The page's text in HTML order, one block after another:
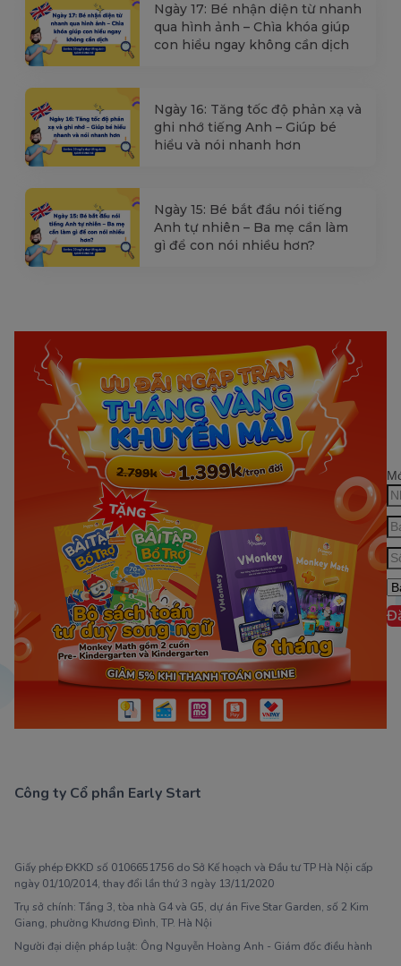
Ngày 17: Bé nhận diện từ nhanh
qua hình ảnh – Chìa khóa giúp
con hiểu ngay không cần dịch
Ngày 16: Tăng tốc độ phản xạ và
ghi nhớ tiếng Anh – Giúp bé
hiểu và nói nhanh hơn
Ngày 15: Bé bắt đầu nói tiếng
Anh tự nhiên – Ba mẹ cần làm
gì để con nói nhiều hơn?
Công ty Cổ phần Early Start
Giấy phép ĐKKD số 0106651756 do Sở Kế hoạch và Đầu tư TP Hà Nội cấp
ngày 01/10/2014, thay đổi lần thứ 3 ngày 13/11/2020
Trụ sở chính: Tầng 3, tòa nhà G4 và G5, dự án Five Star Garden, số 2 Kim
Giang, phường Khương Đình, TP. Hà Nội
Người đại diện pháp luật: Ông Nguyễn Hoàng Anh - Giám đốc điều hành